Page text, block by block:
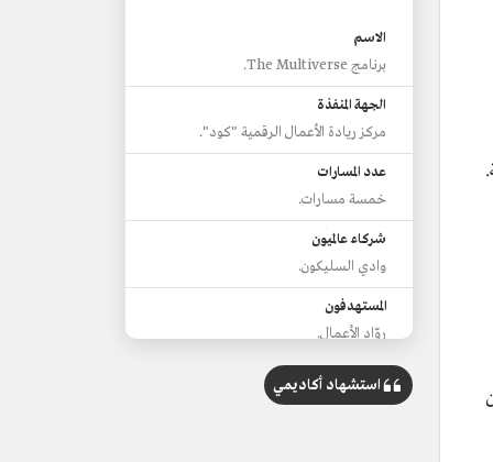
الاسم
برنامج The Multiverse.
الجهة المنفذة
مركز ريادة الأعمال الرقمية "كود".
عدد المسارات
خمسة مسارات.
شركاء عالميون
وادي السليكون.
المستهدفون
روّاد الأعمال.
المختصّون في ريادة الأعمال الرقمية.
استشهاد أكاديمي